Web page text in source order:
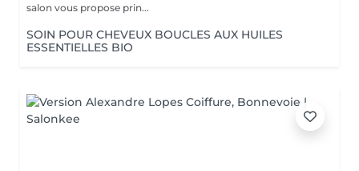
salon vous propose prin...
SOIN POUR CHEVEUX BOUCLES AUX HUILES
ESSENTIELLES BIO